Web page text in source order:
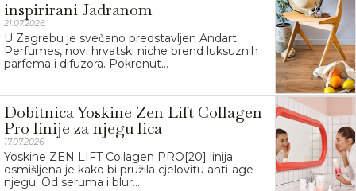
inspirirani Jadranom
21.07.2026.
U Zagrebu je svečano predstavljen Andart
Perfumes, novi hrvatski niche brend luksuznih
parfema i difuzora. Pokrenut...
Dobitnica Yoskine Zen Lift Collagen
Pro linije za njegu lica
17.07.2026.
Yoskine ZEN LIFT Collagen PRO[20] linija
osmišljena je kako bi pružila cjelovitu anti-age
njegu. Od seruma i blur...